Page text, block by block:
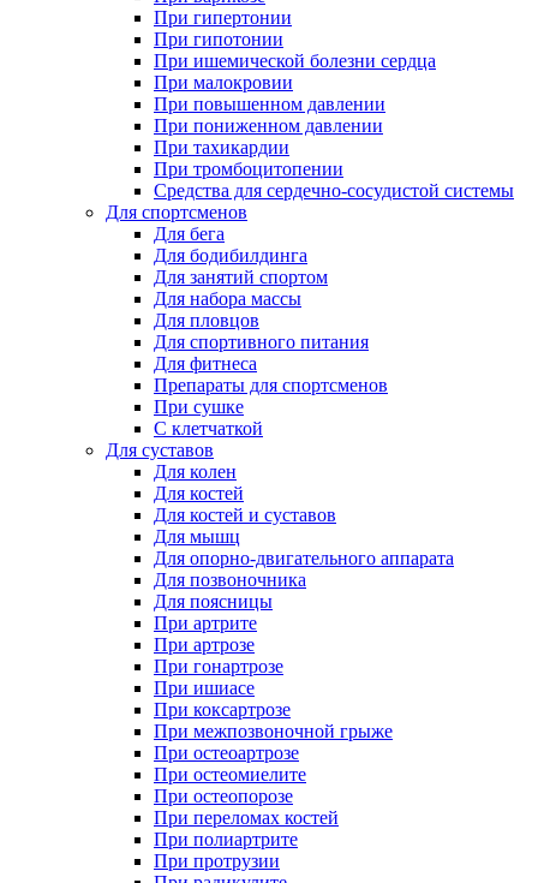
При гипертонии
При гипотонии
При ишемической болезни сердца
При малокровии
При повышенном давлении
При пониженном давлении
При тахикардии
При тромбоцитопении
Средства для сердечно-сосудистой системы
Для спортсменов
Для бега
Для бодибилдинга
Для занятий спортом
Для набора массы
Для пловцов
Для спортивного питания
Для фитнеса
Препараты для спортсменов
При сушке
С клетчаткой
Для суставов
Для колен
Для костей
Для костей и суставов
Для мышц
Для опорно-двигательного аппарата
Для позвоночника
Для поясницы
При артрите
При артрозе
При гонартрозе
При ишиасе
При коксартрозе
При межпозвоночной грыже
При остеоартрозе
При остеомиелите
При остеопорозе
При переломах костей
При полиартрите
При протрузии